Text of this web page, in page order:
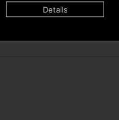
Details